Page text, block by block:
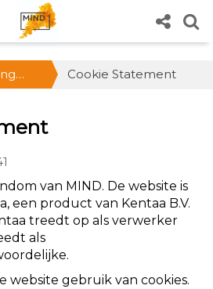
Cookie Statement
van MIND. De website is
een product van Kentaa B.V.
treedt op als verwerker
als
website gebruik van cookies.